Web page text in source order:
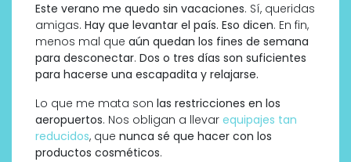
Este verano me quedo sin vacaciones. Sí, queridas
amigas. Hay que levantar el país. Eso dicen. En fin,
menos mal que aún quedan los fines de semana
para desconectar. Dos o tres días son suficientes
para hacerse una escapadita y relajarse.
Lo que me mata son las restricciones en los
aeropuertos. Nos obligan a llevar equipajes tan
reducidos, que nunca sé que hacer con los
productos cosméticos.